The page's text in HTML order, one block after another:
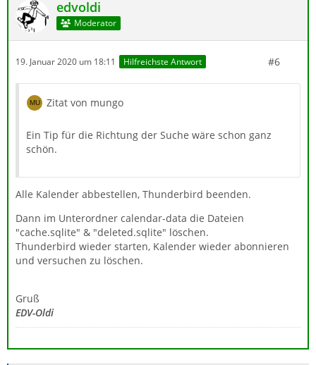
edvoldi
Moderator
19. Januar 2020 um 18:11 Hilfreichste Antwort #6
Zitat von mungo
Ein Tip für die Richtung der Suche wäre schon ganz
schön.
Alle Kalender abbestellen, Thunderbird beenden.
Dann im Unterordner calendar-data die Dateien
"cache.sqlite" & "deleted.sqlite" löschen.
Thunderbird wieder starten, Kalender wieder abonnieren
und versuchen zu löschen.
Gruß
EDV-Oldi